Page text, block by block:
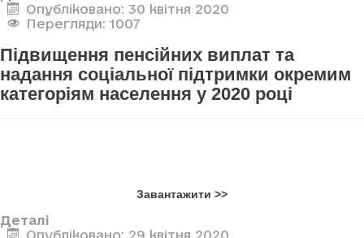
Опубліковано: 30 квітня 2020
Перегляди: 1007
Підвищення пенсійних виплат та
надання соціальної підтримки окремим
категоріям населення у 2020 році
Завантажити >>
Деталі
Опубліковано: 29 квітня 2020